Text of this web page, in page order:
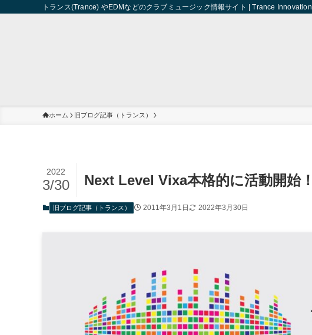
トランス(Trance) やEDMなどのクラブミュージック情報サイト | Trance Innovation
ホーム 旧ブログ記事（トランス）
Next Level Vixa本格的に活動開始！
2022
3/30
旧ブログ記事（トランス） 2011年3月1日 2022年3月30日